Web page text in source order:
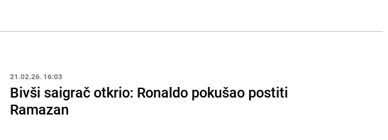
21.02.26. 16:03
Bivši saigrač otkrio: Ronaldo pokušao postiti
Ramazan